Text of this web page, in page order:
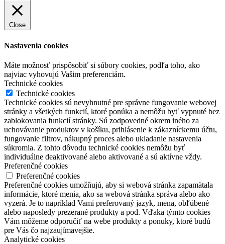
Close
Nastavenia cookies
Máte možnosť prispôsobiť si súbory cookies, podľa toho, ako
najviac vyhovujú Vašim preferenciám.
Technické cookies
Technické cookies
Technické cookies sú nevyhnutné pre správne fungovanie webovej
stránky a všetkých funkcií, ktoré ponúka a nemôžu byť vypnuté bez
zablokovania funkcií stránky. Sú zodpovedné okrem iného za
uchovávanie produktov v košíku, prihlásenie k zákazníckemu účtu,
fungovanie filtrov, nákupný proces alebo ukladanie nastavenia
súkromia. Z tohto dôvodu technické cookies nemôžu byť
individuálne deaktivované alebo aktivované a sú aktívne vždy.
Preferenčné cookies
Preferenčné cookies
Preferenčné cookies umožňujú, aby si webová stránka zapamätala
informácie, ktoré menia, ako sa webová stránka správa alebo ako
vyzerá. Je to napríklad Vami preferovaný jazyk, mena, obľúbené
alebo naposledy prezerané produkty a pod. Vďaka týmto cookies
Vám môžeme odporučiť na webe produkty a ponuky, ktoré budú
pre Vás čo najzaujímavejšie.
Analytické cookies